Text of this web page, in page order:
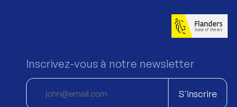
Inscrivez-vous à notre newsletter
S'inscrire